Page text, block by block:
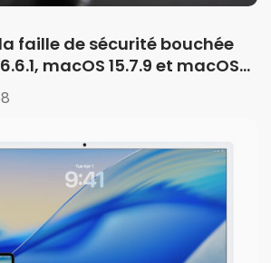
faille de sécurité bouchée
macOS 15.7.9 et macOS